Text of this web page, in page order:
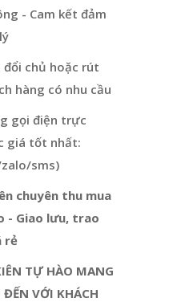
- Cam kết đảm
đổi chủ hoặc rút
hàng có nhu cầu
gọi điện trực
giá tốt nhất:
sms)
chuyên thu mua
- Giao lưu, trao
rẻ
TỰ HÀO MANG
VỚI KHÁCH